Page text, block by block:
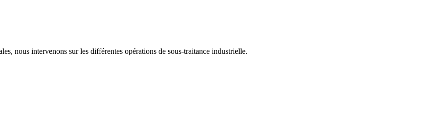
nous intervenons sur les différentes opérations de sous-traitance industrielle.